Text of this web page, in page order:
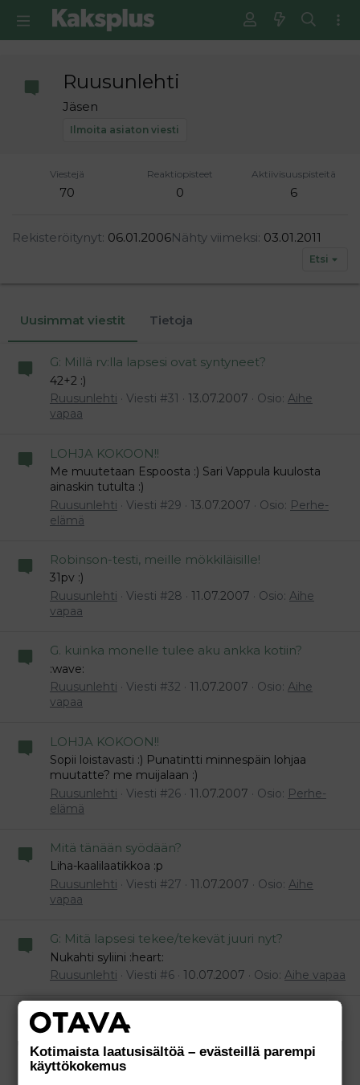
Ilmoita asiaton viesti
Ruusunlehti
Jäsen
Viestejä
70
Reaktiopisteet
0
Aktiivisuuspisteitä
6
Rekisteröitynyt 06.01.2006Nähty viimeksi 03.01.2011
Etsi
Uusimmat viestit Tietoja
G: Millä rv:lla lapsesi ovat syntyneet?
42+2 :)
Ruusunlehti
Viesti #31 13.07.2007 Osio: Aihe
vapaa
LOHJA KOKOON!!
Me muutetaan Espoosta :) Sari Vappula kuulosta
ainaskin tutulta :)
Ruusunlehti
Viesti #29 13.07.2007 Osio: Perhe-
elämä
Robinson-testi, meille mökkiläisille!
31pv :)
Ruusunlehti
Viesti #28 11.07.2007 Osio: Aihe
vapaa
G. kuinka monelle tulee aku ankka kotiin?
:wave:
Ruusunlehti
Viesti #32 11.07.2007 Osio: Aihe
vapaa
LOHJA KOKOON!!
Sopii loistavasti :) Punatintti minnespäin lohjaa
muutatte? me muijalaan :)
Ruusunlehti
Viesti #26 11.07.2007 Osio: Perhe-
elämä
Mitä tänään syödään?
Liha-kaalilaatikkoa :p
Ruusunlehti
Viesti #27 11.07.2007 Osio: Aihe
vapaa
G: Mitä lapsesi tekee/tekevät juuri nyt?
Nukahti syliini :heart:
Ruusunlehti
Viesti #6 10.07.2007 Osio: Aihe vapaa
Mitä olette syöneet tänään tähän
Paahtoleipää ja teetä :p
Ruusunlehti
Viesti #16 10.07.2007 Osio:Aihe
vapaa
Kotimaista laatusisältöä – evästeillä parempi
käyttökokemus